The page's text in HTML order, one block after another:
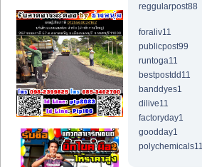
reggularpost88
foraliv11
publicpost99
runtoga11
bestpostdd11
banddyes1
dilive11
factoryday1
goodday1
polychemicals11